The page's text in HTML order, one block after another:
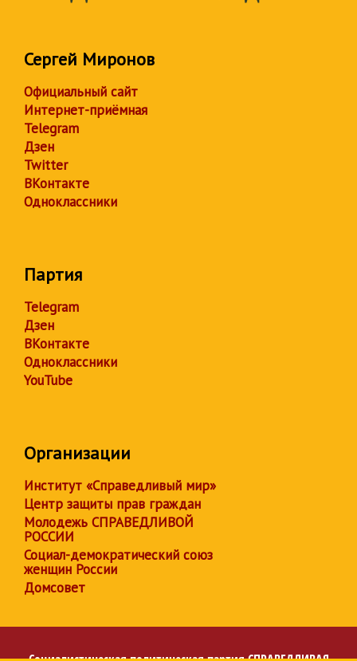
Сергей Миронов
Официальный сайт
Интернет-приёмная
Telegram
Дзен
Twitter
ВКонтакте
Одноклассники
Партия
Telegram
Дзен
ВКонтакте
Одноклассники
YouTube
Организации
Институт «Справедливый мир»
Центр защиты прав граждан
Молодежь СПРАВЕДЛИВОЙ
РОССИИ
Социал-демократический союз
женщин России
Домсовет